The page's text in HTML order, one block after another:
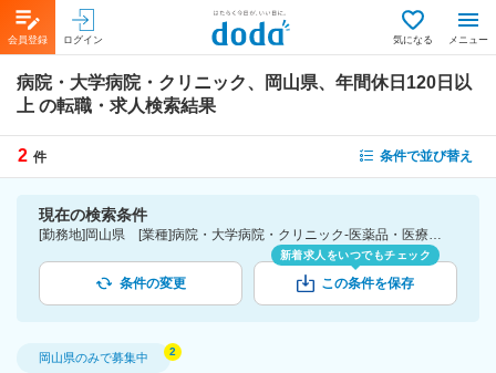
会員登録 ログイン 気になる メニュー
病院・大学病院・クリニック、岡山県、年間休日120日以
上 の転職・求人検索結果
2 件 条件で並び替え
現在の検索条件
[勤務地]岡山県 [業種]病院・大学病院・クリニック-医薬品・医療機器・ライフサイエンス・医療系サービス [こだわり条件ピックアップ]年間休日120日以上 [詳細条件](休日・働き方)年間休日120日以上
条件の変更
新着求人をいつでもチェック
この条件を保存
岡山県のみで募集中